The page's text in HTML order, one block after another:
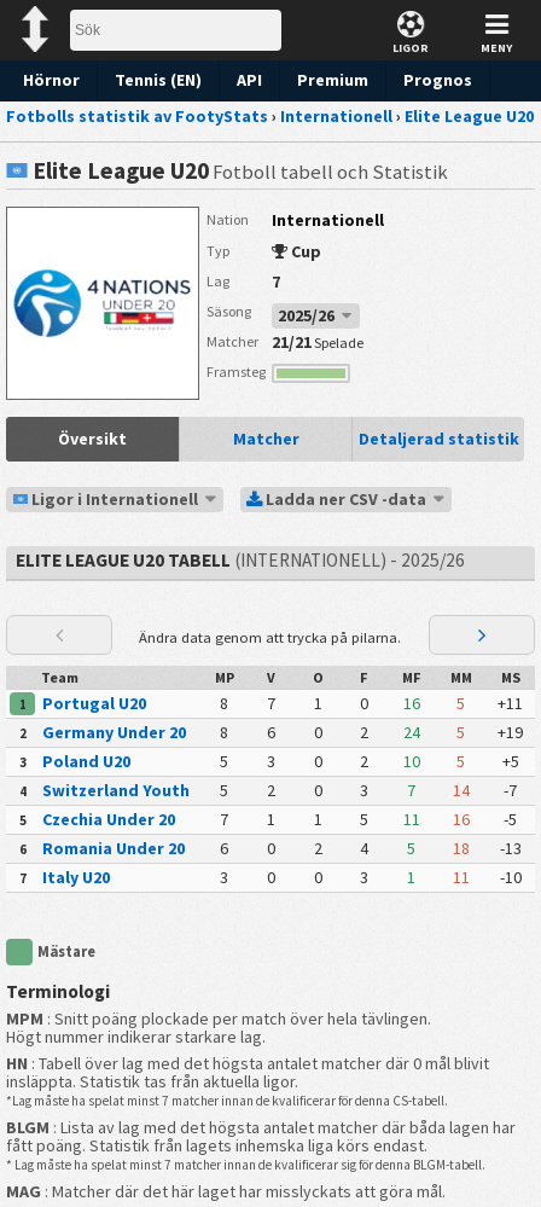
LIGOR MENY
Hörnor Tennis (EN) API Premium
Prognos
Fotbolls statistik av FootyStats › Internationell› Elite League U20
Elite League U20Fotboll tabell och Statistik
Nation Internationell
Typ Cup
Lag 7
Säsong 2025/26
Matcher 21/21Spelade
Framsteg
Översikt Matcher Detaljerad statistik
Ligor i Internationell Ladda ner CSV -data
ELITE LEAGUE U20 TABELL (INTERNATIONELL) - 2025/26
Ändra data genom att trycka på pilarna.
Team MP V O F MF MM MS
1 Portugal U20 8 7 1 0 16 5 +11
2 Germany Under 20 8 6 0 2 24 5 +19
3 Poland U20 5 3 0 2 10 5 +5
4 Switzerland Youth 5 2 0 3 7 14 -7
5 Czechia Under 20 7 1 1 5 11 16 -5
6 Romania Under 20 6 0 2 4 5 18 -13
7 Italy U20 3 0 0 3 1 11 -10
Mästare
Terminologi
MPM : Snitt poäng plockade per match över hela tävlingen.
Högt nummer indikerar starkare lag.
HN : Tabell över lag med det högsta antalet matcher där 0 mål blivit
insläppta. Statistik tas från aktuella ligor.
*Lag måste ha spelat minst 7 matcher innan de kvalificerar för denna CS-tabell.
BLGM : Lista av lag med det högsta antalet matcher där båda lagen har
fått poäng. Statistik från lagets inhemska liga körs endast.
* Lag måste ha spelat minst 7 matcher innan de kvalificerar sig för denna BLGM-tabell.
MAG : Matcher där det här laget har misslyckats att göra mål.